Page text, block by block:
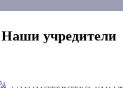
Наши учредители